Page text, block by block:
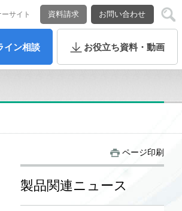
サイト 資料請求 お問い合わせ
イン相談 お役立ち資料・動画
ページ印刷
製品関連ニュース